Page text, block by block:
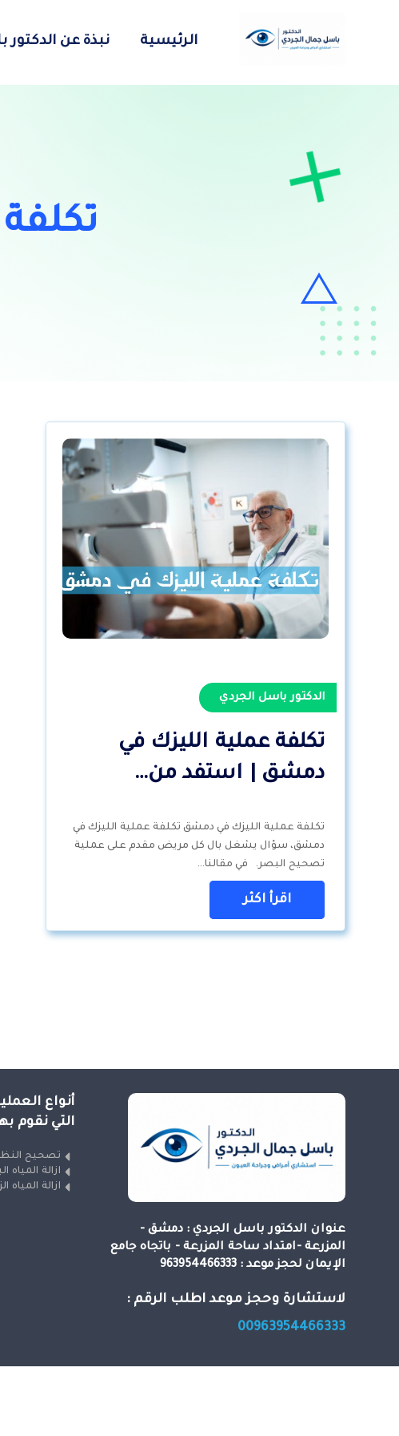
الرئيسية نبذة عن
الدكتور باسل الجردي
تكلفة عملية الليزك في
دمشق | استفد من…
تكلفة عملية الليزك في دمشق تكلفة عملية الليزك في
دمشق، سؤال يشغل بال كل مريض مقدم على عملية
تصحيح البصر. في مقالنا…
اقرأ اكثر
عنوان الدكتور باسل الجردي : دمشق -
المزرعة -امتداد ساحة المزرعة - باتجاه جامع
الإيمان لحجز موعد : 963954466333
لاستشارة وحجز موعد اطلب الرقم :
00963954466333
أنواع
التي نقوم
تصحيح النظر
ازالة المياه
ازالة المياه